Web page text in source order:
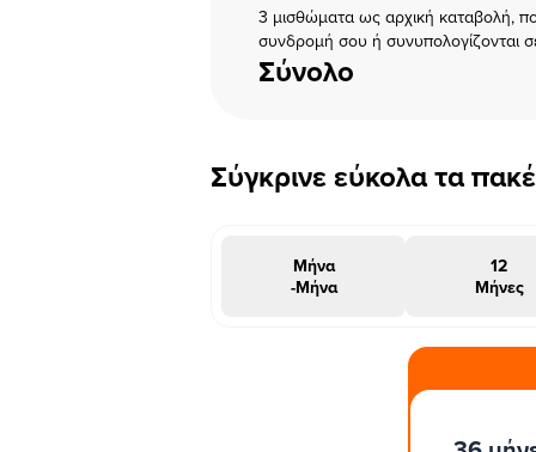
3 μισθώματα ως αρχική καταβολή,
συνδρομή σου ή συνυπολογίζονται
Σύνολο
Σύγκρινε εύκολα τα
Μήνα
-Μήνα
12
Μήνες